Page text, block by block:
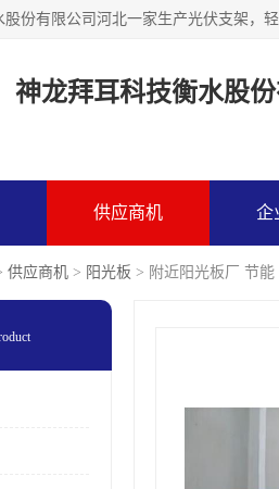
神龙拜耳科技衡水股
供应商机 企
供应商机 > 阳光板 > 附近阳光板厂 节能